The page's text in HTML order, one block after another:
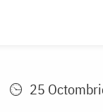
25